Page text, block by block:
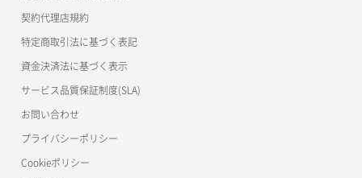
リスナー詳細取得
ロードバランサー一覧取得
ロードバランサー削除
ロードバランサー更新
ロードバランサー詳細取得
公開API(ConoHa VPS Ver.2.0)
契約代理店規約
特定商取引法に基づく表記
資金決済法に基づく表示
サービス品質保証制度(SLA)
お問い合わせ
プライバシーポリシー
Cookieポリシー